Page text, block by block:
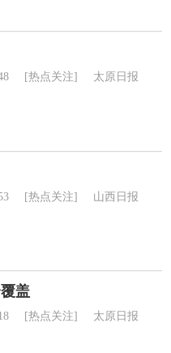
[热点关注] 太原日报
[热点关注] 山西日报
盖
[热点关注] 太原日报